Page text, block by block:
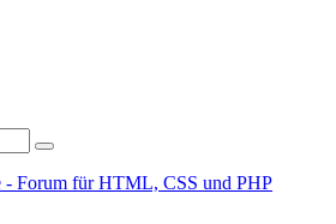
- Forum für HTML, CSS und PHP